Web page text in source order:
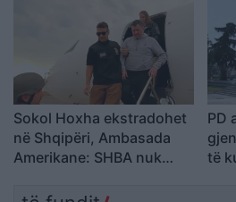
Sokol Hoxha ekstradohet
në Shqipëri, Ambasada
Amerikane: SHBA nuk
kriminelët që abuzojnë me
PD
të